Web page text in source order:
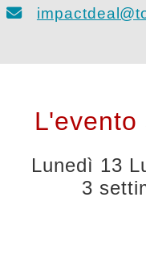
L'evento
Lunedì 13
3